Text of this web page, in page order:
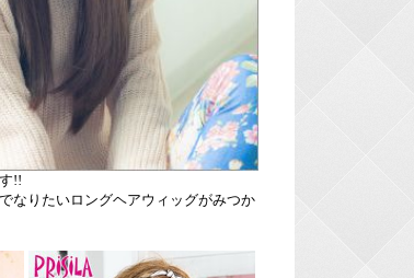
!!
なりたいロングヘアウィッグがみつか